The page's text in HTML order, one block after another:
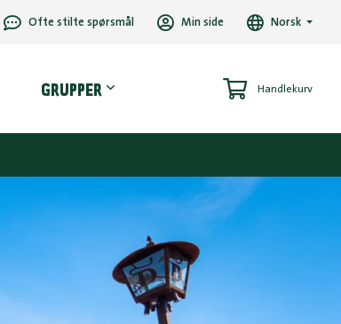
Ofte stilte spørsmål Min side Norsk
GRUPPER Handlekurv